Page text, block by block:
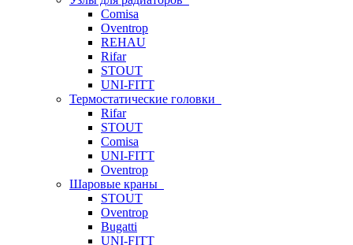
Comisa
Oventrop
REHAU
Rifar
STOUT
UNI-FITT
Термостатические головки
Rifar
STOUT
Comisa
UNI-FITT
Oventrop
Шаровые краны
STOUT
Oventrop
Bugatti
UNI-FITT